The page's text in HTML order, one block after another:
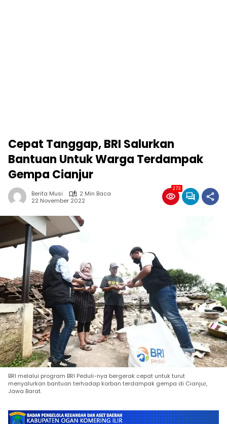
Cepat Tanggap, BRI Salurkan
Bantuan Untuk Warga Terdampak
Gempa Cianjur
Berita Musi
2 Min Baca
22 November 2022
273
BRI melalui program BRI Peduli-nya bergerak cepat untuk turut
menyalurkan bantuan terhadap korban terdampak gempa di Cianjur,
Jawa Barat.